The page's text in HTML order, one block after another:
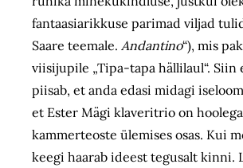
fantaasiarikkuse parimad viljad
Saare teemale. Andantino“), mis
viisijupile „Tipa-tapa hällilaul“.
piisab, et anda edasi midagi
et Ester Mägi klaveritrio on
kammerteoste ülemises osas. Kui
keegi haarab ideest tegusalt kinni.